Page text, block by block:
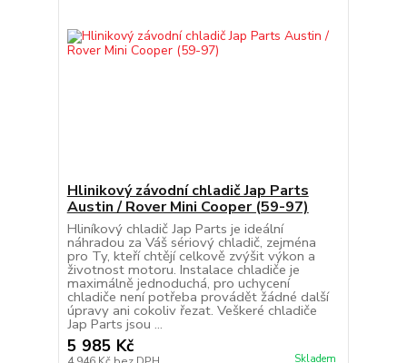
Hlinikový závodní chladič Jap Parts
Austin / Rover Mini Cooper (59-97)
Hliníkový chladič Jap Parts je ideální
náhradou za Váš sériový chladič, zejména
pro Ty, kteří chtějí celkově zvýšit výkon a
životnost motoru. Instalace chladiče je
maximálně jednoduchá, pro uchycení
chladiče není potřeba provádět žádné další
úpravy ani cokoliv řezat. Veškeré chladiče
Jap Parts jsou ...
5 985 Kč
Skladem